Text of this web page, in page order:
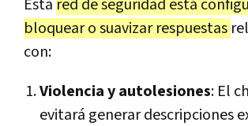
Esta red de seguridad está
bloquear o suavizar respuestas
con:
Violencia y autolesiones: El
evitará generar descripciones